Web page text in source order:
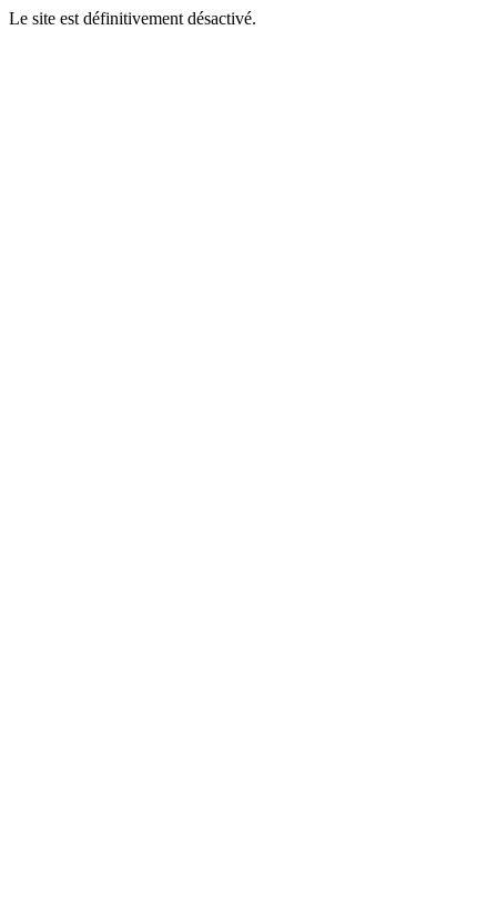
Le site est définitivement désactivé.